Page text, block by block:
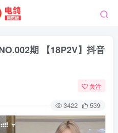
期 【18P2V】抖音
关注
3422 539